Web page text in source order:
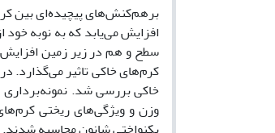
برهم‌کنش‌های پیچیده‌ای بین
افزایش می‌یابد که به نوبه
سطح و هم در زیر زمین
کرم‌های خاکی تاثیر می‌گذارد.
وزن و ویژگی‌های ریختی